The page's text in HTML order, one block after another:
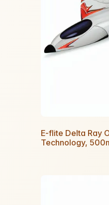
E-flite Delta Ray
Technology,